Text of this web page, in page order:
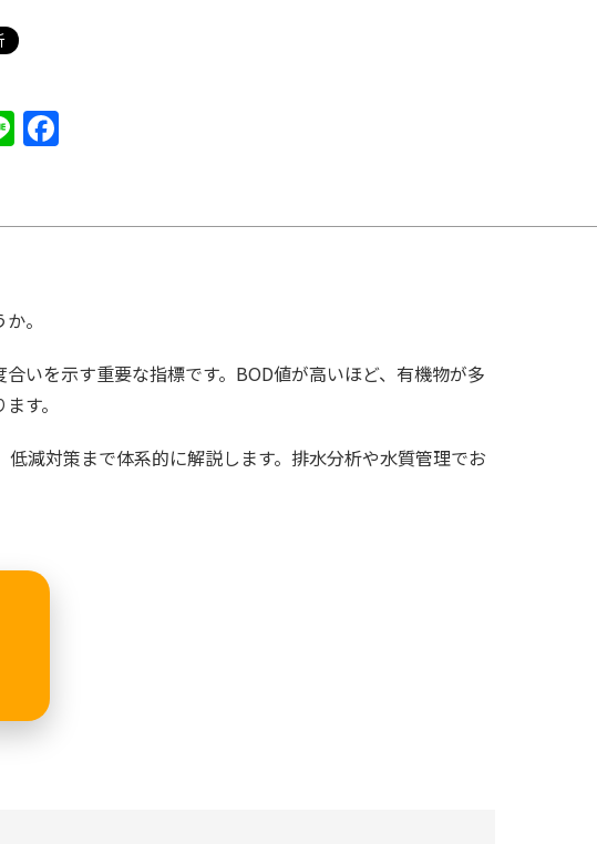
Line
。
いを示す重要な指標です。BOD値が高いほど、有機物が多
す。
減対策まで体系的に解説します。排水分析や水質管理でお